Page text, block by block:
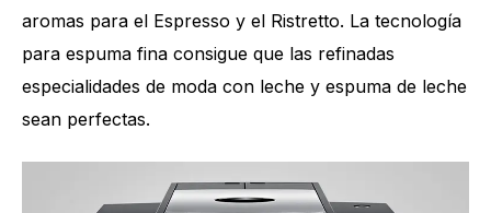
aromas para el Espresso y el Ristretto. La tecnología
para espuma fina consigue que las refinadas
especialidades de moda con leche y espuma de leche
sean perfectas.